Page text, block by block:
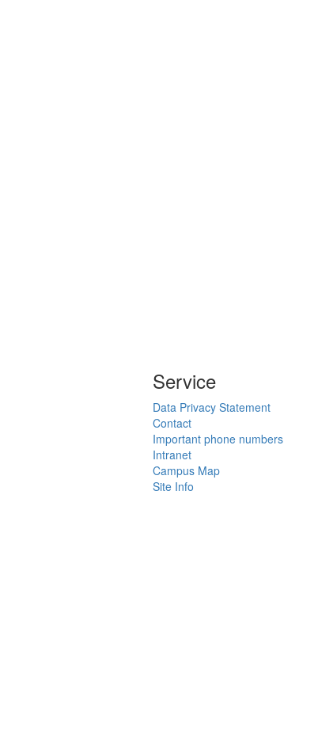
Service
Data Privacy Statement
Contact
Important phone numbers
Intranet
Campus Map
Site Info